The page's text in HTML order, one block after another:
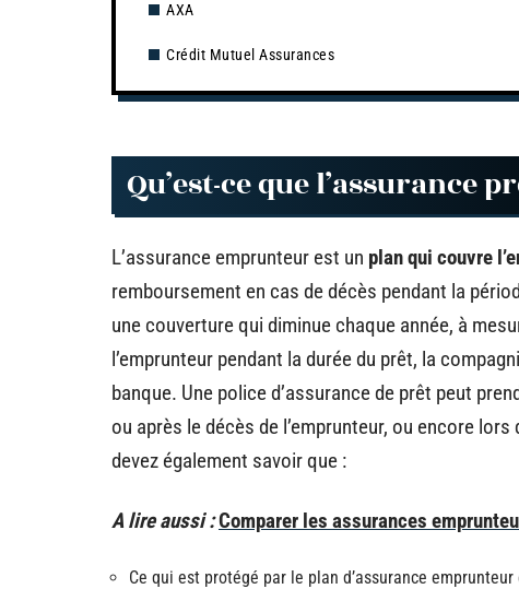
AXA
Crédit Mutuel Assurances
Qu’est-ce que l’assurance
L’assurance emprunteur est un plan qui couvre
remboursement en cas de décès pendant la
une couverture qui diminue chaque année, à
l’emprunteur pendant la durée du prêt, la
banque. Une police d’assurance de prêt peut
ou après le décès de l’emprunteur, ou encore
devez également savoir que :
A lire aussi :Comparer les assurances
Ce qui est protégé par le plan d’assurance